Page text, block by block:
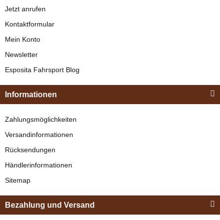
Bestseller
SL Bauchgurt
29,95 € -30,95 €
"Shettyglück"
Braun
329,00 €*
Jetzt anrufen
Kontaktformular
Mein Konto
Newsletter
Esposita Fahrsport Blog
Informationen
Zahlungsmöglichkeiten
Versandinformationen
Rücksendungen
Händlerinformationen
Sitemap
Bezahlung und Versand